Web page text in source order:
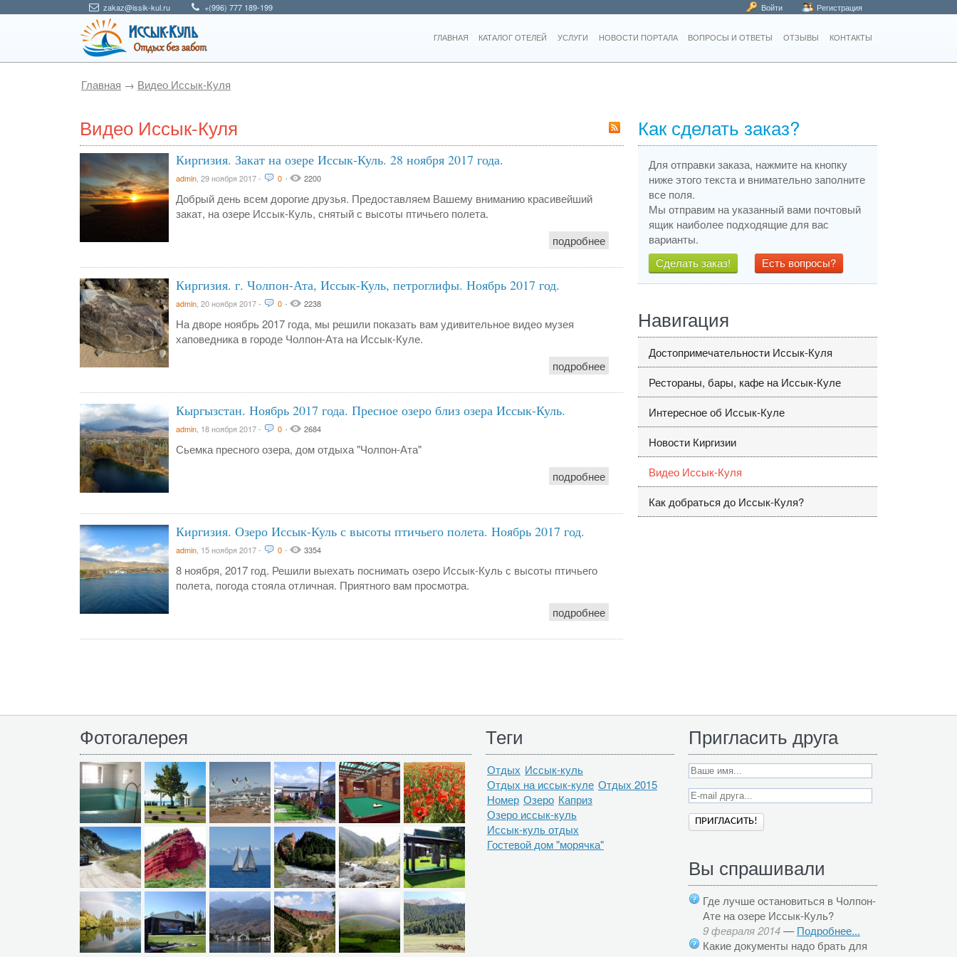
zakaz@issik-kul.ru +(996) 777 189-199 Войти Регистрация
ГЛАВНАЯ КАТАЛОГ ОТЕЛЕЙ УСЛУГИ НОВОСТИ ПОРТАЛА ВОПРОСЫ И ОТВЕТЫ ОТЗЫВЫ КОНТАКТЫ
Главная → Видео Иссык-Куля
Видео Иссык-Куля
Киргизия. Закат на озере Иссык-Куль. 28 ноября 2017 года.
admin 29 ноября 2017- 0 - 2200
Добрый день всем дорогие друзья. Предоставляем Вашему вниманию красивейший
закат, на озере Иссык-Куль, снятый с высоты птичьего полета.
подробнее
Киргизия. г. Чолпон-Ата, Иссык-Куль, петроглифы. Ноябрь 2017 год.
admin 20 ноября 2017- 0 - 2238
На дворе ноябрь 2017 года, мы решили показать вам удивительное видео музея
хаповедника в городе Чолпон-Ата на Иссык-Куле.
подробнее
Кыргызстан. Ноябрь 2017 года. Пресное озеро близ озера Иссык-Куль.
admin 18 ноября 2017- 0 - 2684
Сьемка пресного озера, дом отдыха "Чолпон-Ата"
подробнее
Киргизия. Озеро Иссык-Куль с высоты птичьего полета. Ноябрь 2017 год.
admin 15 ноября 2017- 0 - 3354
8 ноября, 2017 год. Решили выехать поснимать озеро Иссык-Куль с высоты птичьего
полета, погода стояла отличная. Приятного вам просмотра.
подробнее
Как сделать заказ?
Для отправки заказа, нажмите на кнопку
ниже этого текста и внимательно заполните
все поля.
Мы отправим на указанный вами почтовый
ящик наиболее подходящие для вас
варианты.
Сделать заказ!
Есть вопросы?
Навигация
Достопримечательности Иссык-Куля
Рестораны, бары, кафе на Иссык-Куле
Интересное об Иссык-Куле
Новости Киргизии
Видео Иссык-Куля
Как добраться до Иссык-Куля?
Фотогалерея Теги
Отдых Иссык-куль
Отдых на иссык-куле Отдых 2015
Номер Озеро Каприз
Озеро иссык-куль
Иссык-куль отдых
Гостевой дом "морячка"
Пригласить друга
Вы спрашивали
Где лучше остановиться в Чолпон-
Ате на озере Иссык-Куль?
9 февраля 2014— Подробнее...
Какие документы надо брать для